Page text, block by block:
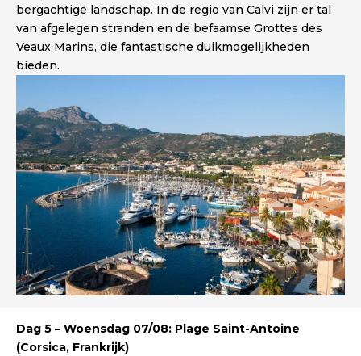
bergachtige landschap. In de regio van Calvi zijn er tal
van afgelegen stranden en de befaamse Grottes des
Veaux Marins, die fantastische duikmogelijkheden
bieden.
Dag 5 – Woensdag 07/08: Plage Saint-Antoine
(Corsica, Frankrijk)